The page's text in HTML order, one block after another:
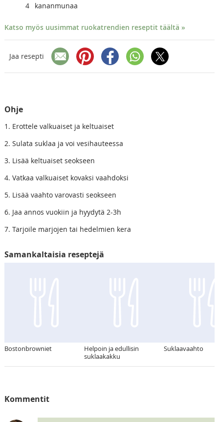
4
kananmunaa
Katso myös uusimmat ruokatrendien reseptit täältä »
Jaa resepti
Ohje
1. Erottele valkuaiset ja keltuaiset
2. Sulata suklaa ja voi vesihauteessa
3. Lisää keltuaiset seokseen
4. Vatkaa valkuaiset kovaksi vaahdoksi
5. Lisää vaahto varovasti seokseen
6. Jaa annos vuokiin ja hyydytä 2-3h
7. Tarjoile marjojen tai hedelmien kera
Samankaltaisia reseptejä
Bostonbrowniet
Helpoin ja edullisin
suklaakakku
Suklaavaahto
Kommentit